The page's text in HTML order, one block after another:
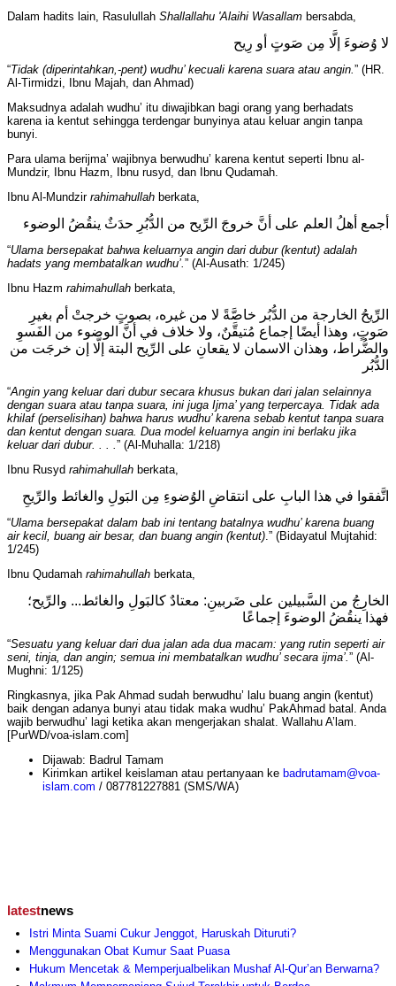
Dalam hadits lain, Rasulullah Shallallahu 'Alaihi Wasallam bersabda,
لا وُضوءَ إلَّا مِن صَوتٍ أو رِيح
“Tidak (diperintahkan,-pent) wudhu’ kecuali karena suara atau angin.” (HR.
Al-Tirmidzi, Ibnu Majah, dan Ahmad)
Maksudnya adalah wudhu’ itu diwajibkan bagi orang yang berhadats
karena ia kentut sehingga terdengar bunyinya atau keluar angin tanpa
bunyi.
Para ulama berijma’ wajibnya berwudhu’ karena kentut seperti Ibnu al-
Mundzir, Ibnu Hazm, Ibnu rusyd, dan Ibnu Qudamah.
Ibnu Al-Mundzir rahimahullah berkata,
أجمع أهلُ العلم على أنَّ خروجَ الرِّيح من الدُّبُرِ حدَثٌ ينقُضُ الوضوء
“Ulama bersepakat bahwa keluarnya angin dari dubur (kentut) adalah
hadats yang membatalkan wudhu’.” (Al-Ausath: 1/245)
Ibnu Hazm rahimahullah berkata,
الرِّيحُ الخارجة من الدُّبُر خاصَّةً لا من غيره، بصوتٍ خرجتْ أم بغيرِ
صَوتٍ، وهذا أيضًا إجماع مُتيقَّنٌ، ولا خلاف في أنَّ الوضوء من الفَسوِ
والضُّراط، وهذان الاسمان لا يقعانِ على الرِّيح البتة إلَّا إن خرجَت من
الدُّبُر
“Angin yang keluar dari dubur secara khusus bukan dari jalan selainnya
dengan suara atau tanpa suara, ini juga Ijma’ yang terpercaya. Tidak ada
khilaf (perselisihan) bahwa harus wudhu’ karena sebab kentut tanpa suara
dan kentut dengan suara. Dua model keluarnya angin ini berlaku jika
keluar dari dubur. . . .” (Al-Muhalla: 1/218)
Ibnu Rusyd rahimahullah berkata,
اتَّفقوا في هذا البابِ على انتقاضِ الوُضوءِ مِن البَولِ والغائط والرِّيحِ
“Ulama bersepakat dalam bab ini tentang batalnya wudhu’ karena buang
air kecil, buang air besar, dan buang angin (kentut).” (Bidayatul Mujtahid:
1/245)
Ibnu Qudamah rahimahullah berkata,
الخارِجُ من السَّبيلين على ضَربينِ: معتادٌ كالبَولِ والغائط... والرِّيح؛
فهذا ينقُضُ الوضوءَ إجماعًا
“Sesuatu yang keluar dari dua jalan ada dua macam: yang rutin seperti air
seni, tinja, dan angin; semua ini membatalkan wudhu’ secara ijma’.” (Al-
Mughni: 1/125)
Ringkasnya, jika Pak Ahmad sudah berwudhu’ lalu buang angin (kentut)
baik dengan adanya bunyi atau tidak maka wudhu’ PakAhmad batal. Anda
wajib berwudhu’ lagi ketika akan mengerjakan shalat. Wallahu A’lam.
[PurWD/voa-islam.com]
Dijawab: Badrul Tamam
Kirimkan artikel keislaman atau pertanyaan ke badrutamam@voa-
islam.com / 087781227881 (SMS/WA)
latestnews
Istri Minta Suami Cukur Jenggot, Haruskah Dituruti?
Menggunakan Obat Kumur Saat Puasa
Hukum Mencetak & Memperjualbelikan Mushaf Al-Qur’an Berwarna?